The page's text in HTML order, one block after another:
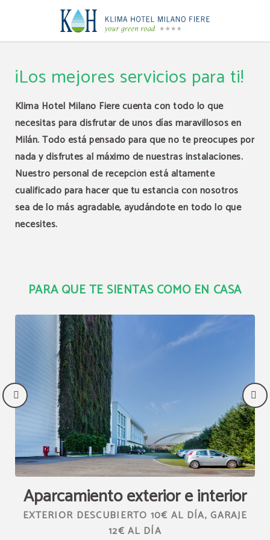
¡Los mejores servicios para ti!
Klima Hotel Milano Fiere cuenta con todo lo que
necesitas para disfrutar de unos días maravillosos en
Milán. Todo está pensado para que no te preocupes por
nada y disfrutes al máximo de nuestras instalaciones.
Nuestro personal de recepción está altamente
cualificado para hacer que tu estancia con nosotros
sea de lo más agradable, ayudándote en todo lo que
necesites.
PARA QUE TE SIENTAS COMO EN CASA
Aparcamiento exterior e interior
EXTERIOR DESCUBIERTO 10€ AL DÍA, GARAJE
12€ AL DÍA